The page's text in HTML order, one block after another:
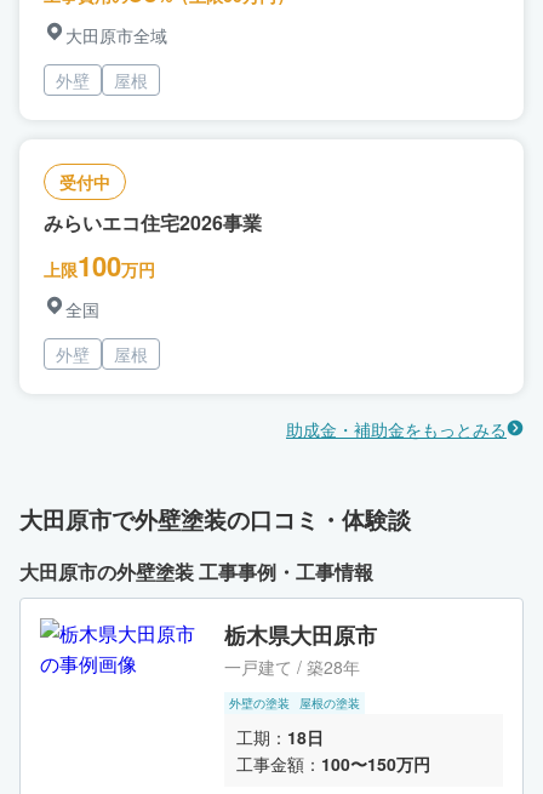
大田原市全域
外壁
屋根
受付中
みらいエコ住宅2026事業
上限100万円
全国
外壁
屋根
助成金・補助金をもっとみる
大田原市で外壁塗装の口コミ・体験談
大田原市の外壁塗装 工事事例・工事情報
栃木県大田原市
一戸建て / 築28年
外壁の塗装 屋根の塗装
工期： 18日
工事金額： 100〜150万円